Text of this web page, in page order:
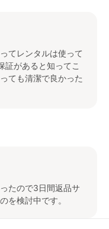
てレンタルは使って
証があると知ってこ
ても清潔で良かった
たので3日間返品サ
を検討中です。